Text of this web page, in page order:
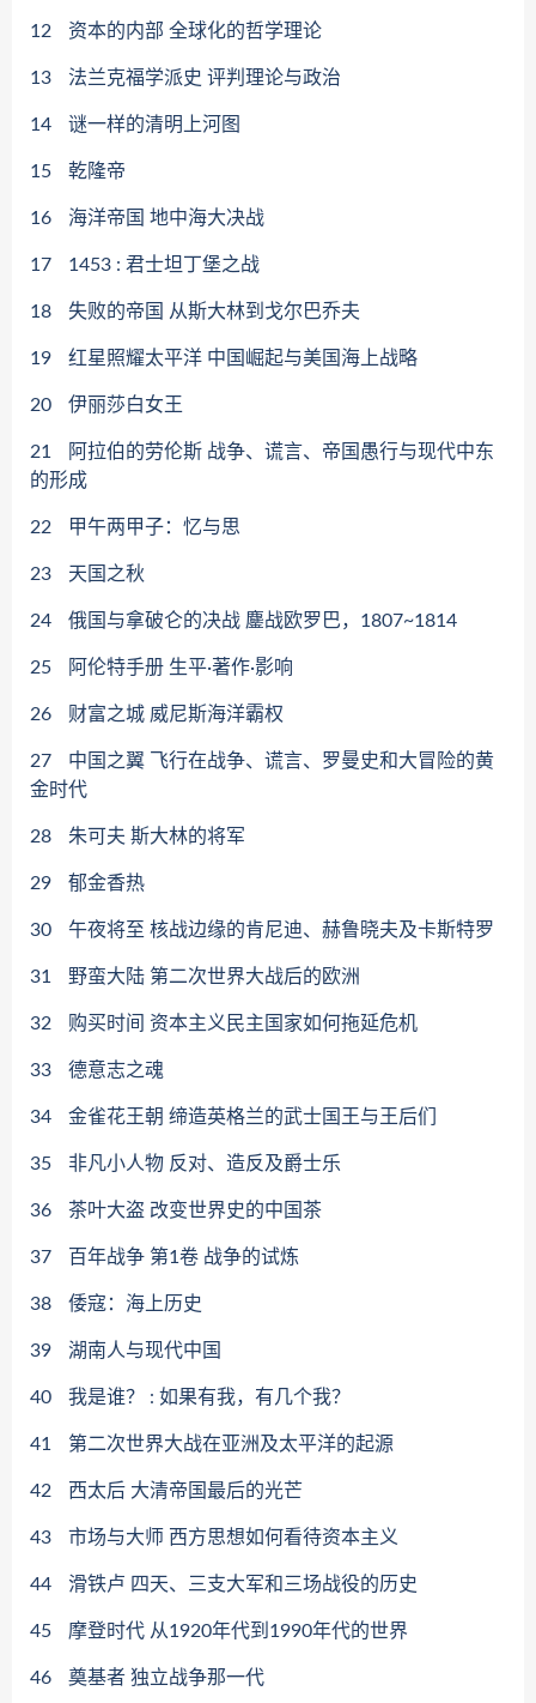
12 资本的内部 全球化的哲学理论
13 法兰克福学派史 评判理论与政治
14 谜一样的清明上河图
15 乾隆帝
16 海洋帝国 地中海大决战
17 1453 : 君士坦丁堡之战
18 失败的帝国 从斯大林到戈尔巴乔夫
19 红星照耀太平洋 中国崛起与美国海上战略
20 伊丽莎白女王
21
阿拉伯的劳伦斯 战争、谎言、帝国愚行与现代中东
的形成
22 甲午两甲子：忆与思
23 天国之秋
24 俄国与拿破仑的决战 鏖战欧罗巴，1807~1814
25 阿伦特手册 生平·著作·影响
26 财富之城 威尼斯海洋霸权
27
中国之翼 飞行在战争、谎言、罗曼史和大冒险的黄
金时代
28 朱可夫 斯大林的将军
29 郁金香热
30 午夜将至 核战边缘的肯尼迪、赫鲁晓夫及卡斯特罗
31 野蛮大陆 第二次世界大战后的欧洲
32 购买时间 资本主义民主国家如何拖延危机
33 德意志之魂
34 金雀花王朝 缔造英格兰的武士国王与王后们
35 非凡小人物 反对、造反及爵士乐
36 茶叶大盗 改变世界史的中国茶
37 百年战争 第1卷 战争的试炼
38 倭寇：海上历史
39 湖南人与现代中国
40 我是谁？ : 如果有我，有几个我？
41 第二次世界大战在亚洲及太平洋的起源
42 西太后 大清帝国最后的光芒
43 市场与大师 西方思想如何看待资本主义
44 滑铁卢 四天、三支大军和三场战役的历史
45 摩登时代 从1920年代到1990年代的世界
46 奠基者 独立战争那一代